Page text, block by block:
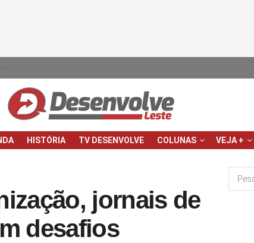
HISTÓRIA TV DESENVOLVE COLUNAS VEJA +
jornais de
desafios